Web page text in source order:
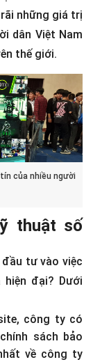
những giá trị
dân Việt Nam
thế giới.
của nhiều người
thuật số
tư vào việc
đại? Dưới
công ty có
sách bảo
về công ty